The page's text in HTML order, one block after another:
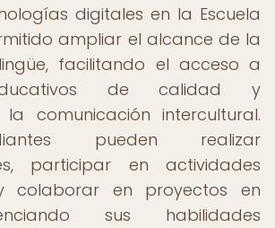
digitales en la Escuela
ampliar el alcance de la
facilitando el acceso a
de calidad y
la comunicación intercultural.
pueden realizar
participar en actividades
colaborar en proyectos en
sus habilidades